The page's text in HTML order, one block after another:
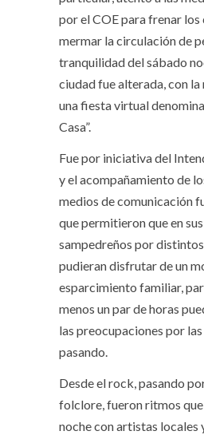
por el COE para frenar los
mermar la circulación de
tranquilidad del sábado
ciudad fue alterada, con
una fiesta virtual
Casa”.
Fue por iniciativa del
y el acompañamiento de
medios de comunicación
que permitieron que en
sampedreños por
pudieran disfrutar de un
esparcimiento familiar,
menos un par de horas
las preocupaciones por
pasando.
Desde el rock, pasando
folclore, fueron ritmos
noche con artistas locales